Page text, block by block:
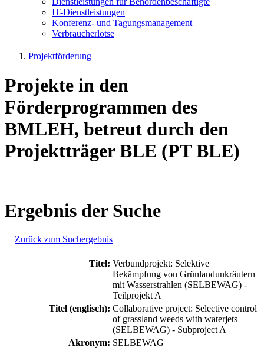
IT-Dienst­leis­tun­gen
Kon­fe­renz- und Tagungs­management
Ver­brau­cher­lot­se
Projektförderung
Projekte in den
Förderprogrammen des
BMLEH, betreut durch den
Projektträger BLE (PT BLE)
Ergebnis der Suche
Zurück zum Suchergebnis
Titel: Verbundprojekt: Selektive
Bekämpfung von Grünlandunkräutern
mit Wasserstrahlen (SELBEWAG) -
Teilprojekt A
Titel (englisch): Collaborative project: Selective control
of grassland weeds with waterjets
(SELBEWAG) - Subproject A
Akronym: SELBEWAG